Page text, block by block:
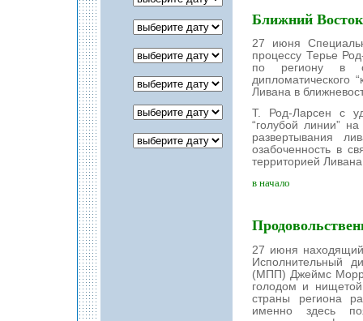
Ближний Восток
27 июня
процессу Терье
по региону в
дипломатического
Ливана в
Т. Род-Ларсен с
“голубой линии”
развертывания
озабоченность в
территорией
в начало
27 июня
Исполнительный
(МПП) Джеймс
голодом и
страны региона
именно здесь